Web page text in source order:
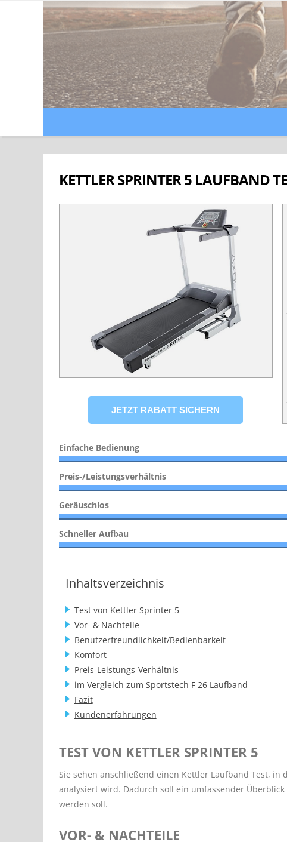
KETTLER SPRINTER 5 LAUFBAND
Einfache Bedienung
Preis-/Leistungsverhältnis
Geräuschlos
Schneller Aufbau
Inhaltsverzeichnis
Test von Kettler Sprinter 5
Vor- & Nachteile
Benutzerfreundlichkeit/Bedienbarkeit
Komfort
Preis-Leistungs-Verhältnis
im Vergleich zum Sportstech F 26 Laufband
Fazit
Kundenerfahrungen
TEST VON KETTLER SPRINTER 5
Sie sehen anschließend einen Kettler Laufband Test,
analysiert wird. Dadurch soll ein umfassender
werden soll.
VOR- & NACHTEILE